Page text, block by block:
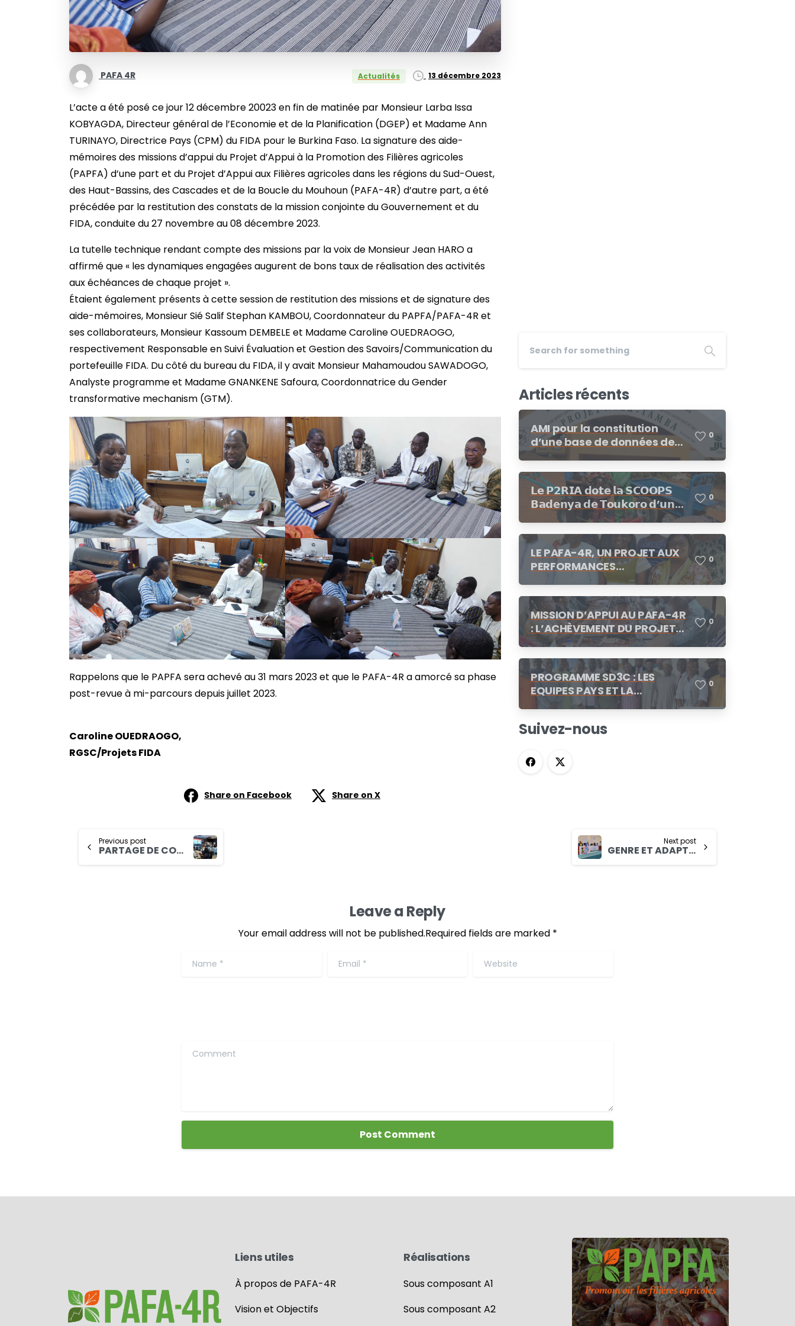
PAFA 4R Actualités 13 décembre 2023
L’acte a été posé ce jour 12 décembre 20023 en fin de matinée par Monsieur Larba Issa
KOBYAGDA, Directeur général de l’Economie et de la Planification (DGEP) et Madame Ann
TURINAYO, Directrice Pays (CPM) du FIDA pour le Burkina Faso. La signature des aide-
mémoires des missions d’appui du Projet d’Appui à la Promotion des Filières agricoles
(PAPFA) d’une part et du Projet d’Appui aux Filières agricoles dans les régions du Sud-Ouest,
des Haut-Bassins, des Cascades et de la Boucle du Mouhoun (PAFA-4R) d’autre part, a été
précédée par la restitution des constats de la mission conjointe du Gouvernement et du
FIDA, conduite du 27 novembre au 08 décembre 2023.
La tutelle technique rendant compte des missions par la voix de Monsieur Jean HARO a
affirmé que « les dynamiques engagées augurent de bons taux de réalisation des activités
aux échéances de chaque projet ».
Étaient également présents à cette session de restitution des missions et de signature des
aide-mémoires, Monsieur Sié Salif Stephan KAMBOU, Coordonnateur du PAPFA/PAFA-4R et
ses collaborateurs, Monsieur Kassoum DEMBELE et Madame Caroline OUEDRAOGO,
respectivement Responsable en Suivi Évaluation et Gestion des Savoirs/Communication du
portefeuille FIDA. Du côté du bureau du FIDA, il y avait Monsieur Mahamoudou SAWADOGO,
Analyste programme et Madame GNANKENE Safoura, Coordonnatrice du Gender
transformative mechanism (GTM).
Rappelons que le PAPFA sera achevé au 31 mars 2023 et que le PAFA-4R a amorcé sa phase
post-revue à mi-parcours depuis juillet 2023.
Caroline OUEDRAOGO,
RGSC/Projets FIDA
Share on Facebook Share on X
Articles récents
AMI pour la constitution
d’une base de données de
fournisseurs/prestataires
dans le cadre des
procédures de demandes
d’offres de prix, demande de
cotation
0
𝗟𝗲 𝗣𝟮𝗥𝗜𝗔 𝗱𝗼𝘁𝗲 𝗹𝗮 𝗦𝗖𝗢𝗢𝗣𝗦
𝗕𝗮𝗱𝗲𝗻𝘆𝗮 𝗱𝗲 𝗧𝗼𝘂𝗸𝗼𝗿𝗼 𝗱’𝘂𝗻
𝗺𝗼𝘁𝗼𝗰𝘂𝗹𝘁𝗲𝘂𝗿
0
LE PAFA-4R, UN PROJET AUX
PERFORMANCES
SATISFAISANTES
0
MISSION D’APPUI AU PAFA-4R
: L’ACHÈVEMENT DU PROJET
AU CENTRE DES
CONCERTATIONS
0
PROGRAMME SD3C : LES
EQUIPES PAYS ET LA
COORDINATION REGIONALE SE
0
Suivez-nous
Previous post
PARTAGE DE CONNAISSANCES ET D’EXPERIENCE EN MATIERE DE NUTRITION : Les projets FIDA en atelier à Abidjan
Next post
GENRE ET ADAPTATION AU CHANGEMENTCLIMATIQUE : Plus de 3 milliards pour l’initiative GTM
Leave a Reply
Your email address will not be published.Required fields are marked *
Name* Email* Website
Comment
Liens utiles
À propos de PAFA-4R
Vision et Objectifs
Réalisations
Sous composant A1
Sous composant A2